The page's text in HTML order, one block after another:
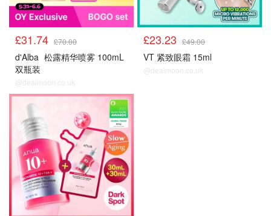
£31.74 £70.00
d'Alba 松露精华喷雾 100mL
双瓶装
@dealmoon.co.uk
£23.23 £49.00
VT 紧致眼霜 15ml
@dealmoon.co.uk